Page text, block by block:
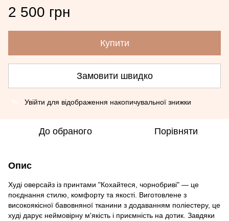
2 500 грн
Купити
Замовити швидко
Увійти для відображення накопичувальної знижки
До обраного Порівняти
Опис
Худі оверсайз із принтами "Кохайтеся, чорнобриві" — це
поєднання стилю, комфорту та якості. Виготовлене з
високоякісної бавовняної тканини з додаванням поліестеру, це
худі дарує неймовірну м'якість і приємність на дотик. Завдяки